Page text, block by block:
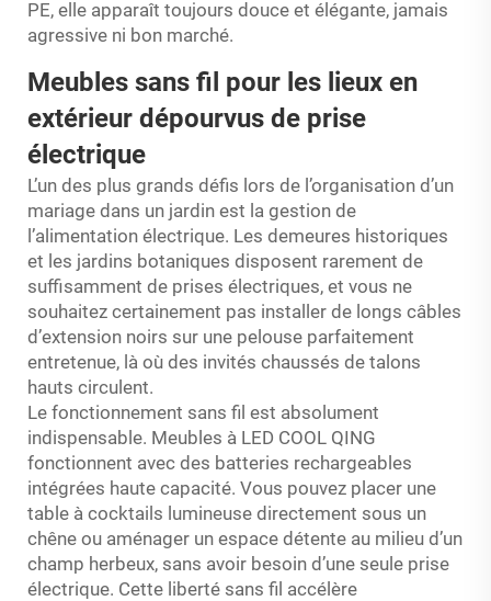
PE, elle apparaît toujours douce et élégante, jamais
agressive ni bon marché.
Meubles sans fil pour les lieux en
extérieur dépourvus de prise
électrique
L’un des plus grands défis lors de l’organisation d’un
mariage dans un jardin est la gestion de
l’alimentation électrique. Les demeures historiques
et les jardins botaniques disposent rarement de
suffisamment de prises électriques, et vous ne
souhaitez certainement pas installer de longs câbles
d’extension noirs sur une pelouse parfaitement
entretenue, là où des invités chaussés de talons
hauts circulent.
Le fonctionnement sans fil est absolument
indispensable. Meubles à LED COOL QING
fonctionnent avec des batteries rechargeables
intégrées haute capacité. Vous pouvez placer une
table à cocktails lumineuse directement sous un
chêne ou aménager un espace détente au milieu d’un
champ herbeux, sans avoir besoin d’une seule prise
électrique. Cette liberté sans fil accélère